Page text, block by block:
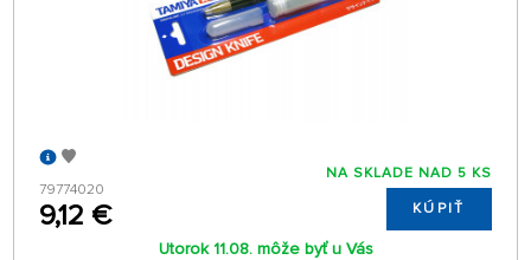
79774020
9,12 €
NA SKLADE NAD 5 KS
KÚPIŤ
Utorok 11.08. môže byť u Vás